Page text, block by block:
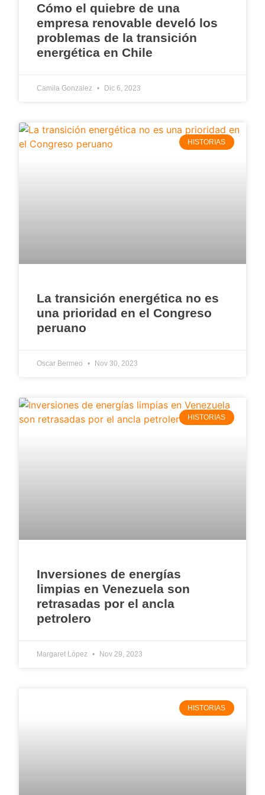
Cómo el quiebre de una
empresa renovable develó los
problemas de la transición
energética en Chile
Camila Gonzalez Dic 6, 2023
HISTORIAS
La transición energética no es
una prioridad en el Congreso
peruano
Oscar Bermeo Nov 30, 2023
HISTORIAS
Inversiones de energías
limpias en Venezuela son
retrasadas por el ancla
petrolero
Margaret López Nov 29, 2023
HISTORIAS